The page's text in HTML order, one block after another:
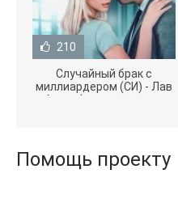
210
Случайный брак с
миллиардером (СИ) - Лав
Агата (полная версия
Помощь проекту